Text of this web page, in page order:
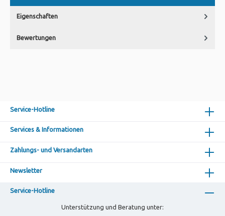
Eigenschaften
Bewertungen
Service-Hotline
Services & Informationen
Zahlungs- und Versandarten
Newsletter
Service-Hotline
Unterstützung und Beratung unter: